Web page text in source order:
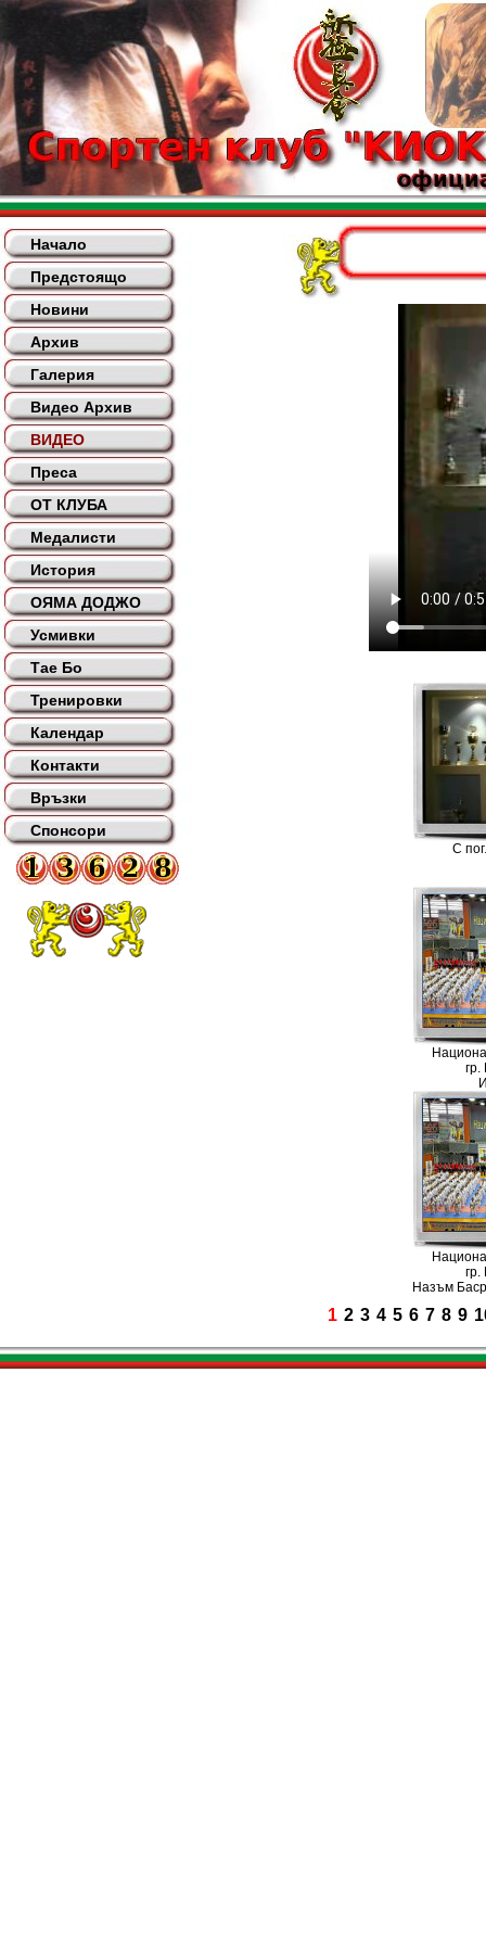
Начало
Предстоящо
Новини
Архив
Галерия
Видео Архив
ВИДЕО
Преса
ОТ КЛУБА
Медалисти
История
ОЯМА ДОДЖО
Усмивки
Тае Бо
Тренировки
Календар
Контакти
Връзки
Спонсори
С
гр.
гр.
Назъм
1 2 3 4 5 6 7 8 9